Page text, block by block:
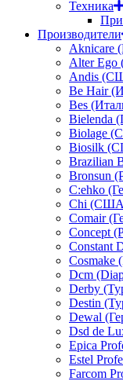
Техника
Производители
Aknicare
Alter Ego
Andis
Be Hair
Bes
Bielenda
Biolage
Biosilk
Brazilian
Bronsun
C:ehko
Chi
Comair
Concept
Constant
Cosmake
Dcm
Derby
Destin
Dewal
Dsd de
Epica
Estel
Farcom